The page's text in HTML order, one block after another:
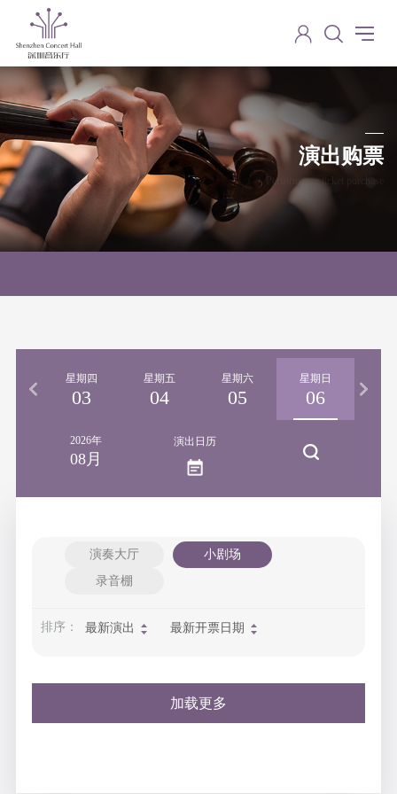
演出购票
Performance ticket purchase
星期四
03
星期五
04
星期六
05
星期日
06
2026年
08月
演出日历
演奏大厅
小剧场
录音棚
排序： 最新演出 最新开票日期
加载更多